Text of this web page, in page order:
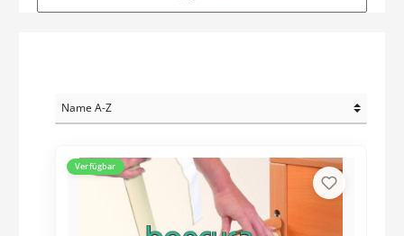
Verfügbar